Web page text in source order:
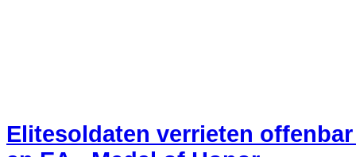
Elitesoldaten verrieten